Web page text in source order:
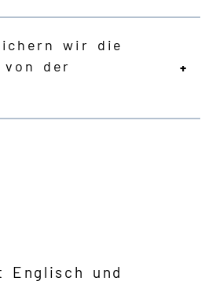
wir die
von der
Englisch und